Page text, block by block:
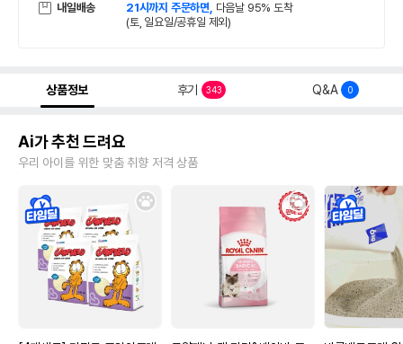
내일배송 21시까지 주문하면, 다음날 95% 도착
(토, 일요일/공휴일 제외)
상품정보 후기 343 Q&A 0
Ai가 추천 드려요
우리 아이를 위한 맞춤 취향 저격 상품